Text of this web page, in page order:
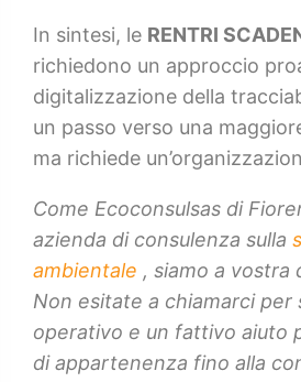
In sintesi, le RENTRI
richiedono un approccio
digitalizzazione della
un passo verso una
ma richiede
Come Ecoconsulsas di
azienda di consulenza sulla
ambientale , siamo a vostra
Non esitate a chiamarci per
operativo e un fattivo aiuto
di appartenenza fino alla